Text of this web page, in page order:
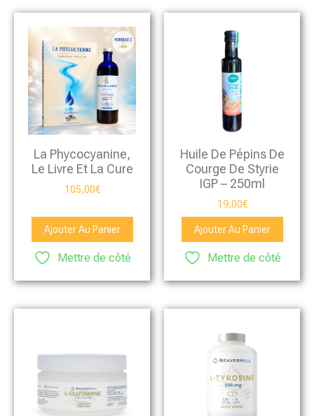
La Phycocyanine,
Le Livre Et La Cure
105,00€
Ajouter Au Panier
Mettre de côté
Huile De Pépins De
Courge De Styrie
IGP – 250ml
19,00€
Ajouter Au Panier
Mettre de côté